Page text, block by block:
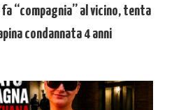
“compagnia” al vicino, tenta
condannata 4 anni